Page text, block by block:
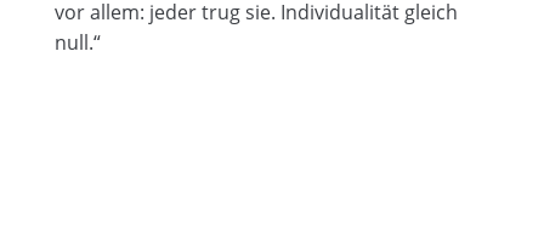
vor allem: jeder trug sie. Individualität gleich
null.“